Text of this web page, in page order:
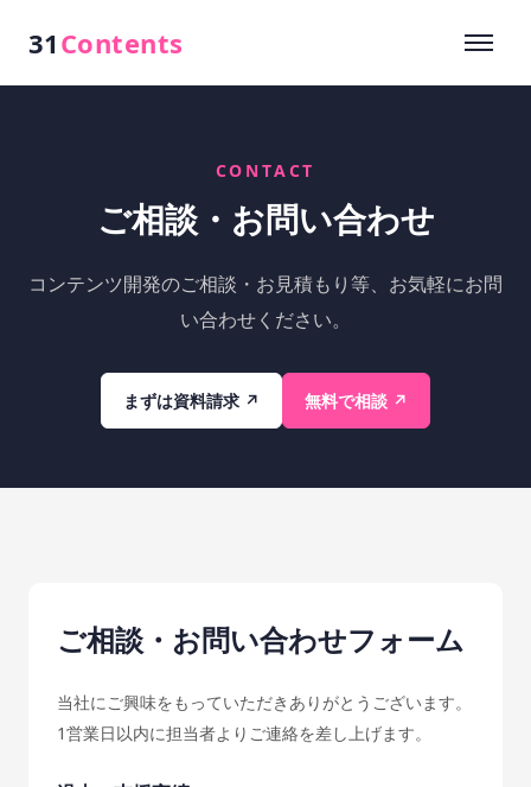
31 Contents
CONTACT
ご相談・お問い合わせ
コンテンツ開発のご相談・お見積もり等、お気軽にお問
い合わせください。
まずは資料請求 ↗ 無料で相談 ↗
ご相談・お問い合わせフォーム
当社にご興味をもっていただきありがとうございます。
1営業日以内に担当者よりご連絡を差し上げます。